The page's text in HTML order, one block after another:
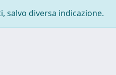
salvo diversa indicazione.